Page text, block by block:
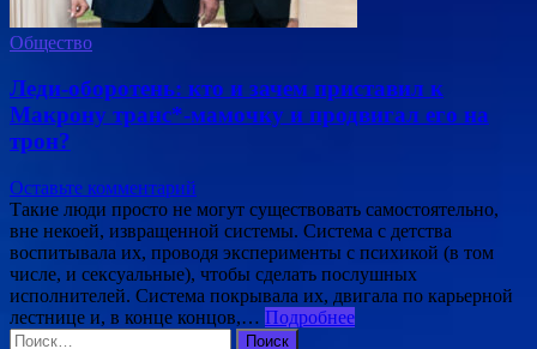
Общество
Леди-оборотень: кто и зачем приставил к
Макрону транс*-мамочку и продвигал его на
трон?
Оставьте комментарий
Такие люди просто не могут существовать самостоятельно,
вне некоей, извращенной системы. Система с детства
воспитывала их, проводя эксперименты с психикой (в том
числе, и сексуальные), чтобы сделать послушных
исполнителей. Система покрывала их, двигала по карьерной
лестнице и, в конце концов,… Подробнее
Найти: